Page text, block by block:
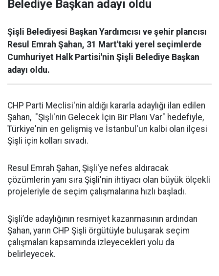
Belediye Başkan adayı oldu
Şişli Belediyesi Başkan Yardımcısı ve şehir plancısı
Resul Emrah Şahan, 31 Mart'taki yerel seçimlerde
Cumhuriyet Halk Partisi'nin Şişli Belediye Başkan
adayı oldu.
CHP Parti Meclisi'nin aldığı kararla adaylığı ilan edilen
Şahan, "Şişli'nin Gelecek İçin Bir Planı Var" hedefiyle,
Türkiye'nin en gelişmiş ve İstanbul'un kalbi olan ilçesi
Şişli için kolları sıvadı.
Resul Emrah Şahan, Şişli'ye nefes aldıracak
çözümlerin yanı sıra Şişli'nin ihtiyacı olan büyük ölçekli
projeleriyle de seçim çalışmalarına hızlı başladı.
Şişli’de adaylığının resmiyet kazanmasının ardından
Şahan, yarın CHP Şişli örgütüyle buluşarak seçim
çalışmaları kapsamında izleyecekleri yolu da
belirleyecek.